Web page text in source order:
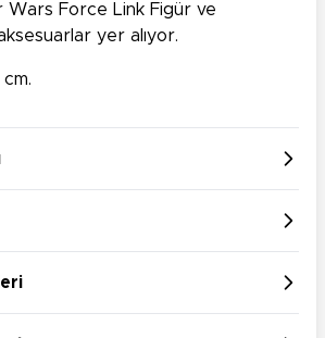
Wars Force Link Figür ve
yer alıyor.